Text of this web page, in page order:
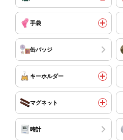
手袋
缶バッジ
キーホルダー
マグネット
時計